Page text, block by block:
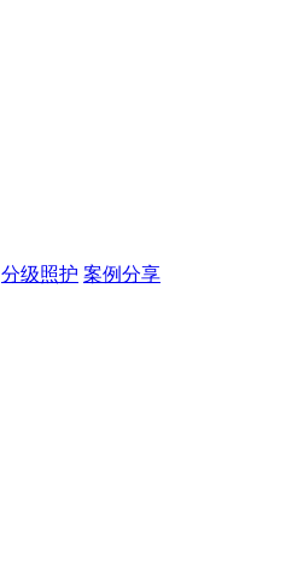
分级照护 案例分享